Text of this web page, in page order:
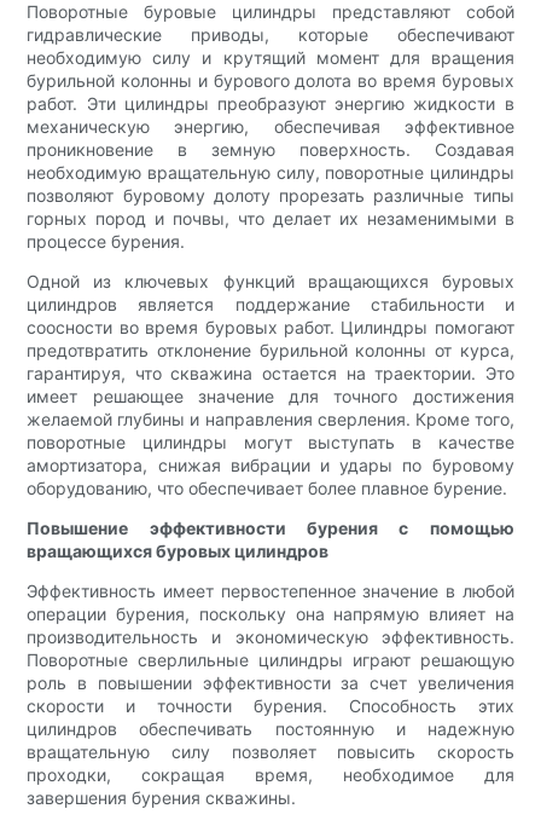
Поворотные буровые цилиндры представляют собой
гидравлические приводы, которые обеспечивают
необходимую силу и крутящий момент для вращения
бурильной колонны и бурового долота во время буровых
работ. Эти цилиндры преобразуют энергию жидкости в
механическую энергию, обеспечивая эффективное
проникновение в земную поверхность. Создавая
необходимую вращательную силу, поворотные цилиндры
позволяют буровому долоту прорезать различные типы
горных пород и почвы, что делает их незаменимыми в
процессе бурения.
Одной из ключевых функций вращающихся буровых
цилиндров является поддержание стабильности и
соосности во время буровых работ. Цилиндры помогают
предотвратить отклонение бурильной колонны от курса,
гарантируя, что скважина остается на траектории. Это
имеет решающее значение для точного достижения
желаемой глубины и направления сверления. Кроме того,
поворотные цилиндры могут выступать в качестве
амортизатора, снижая вибрации и удары по буровому
оборудованию, что обеспечивает более плавное бурение.
Повышение эффективности бурения с помощью
вращающихся буровых цилиндров
Эффективность имеет первостепенное значение в любой
операции бурения, поскольку она напрямую влияет на
производительность и экономическую эффективность.
Поворотные сверлильные цилиндры играют решающую
роль в повышении эффективности за счет увеличения
скорости и точности бурения. Способность этих
цилиндров обеспечивать постоянную и надежную
вращательную силу позволяет повысить скорость
проходки, сокращая время, необходимое для
завершения бурения скважины.